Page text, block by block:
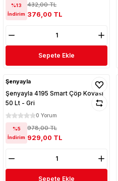
%13
İndirim
432,00 TL
376,00 TL
Sepete Ekle
Şenyayla
Şenyayla 4195 Smart Çöp Kovası
50 Lt - Gri
0 Yorum
%5
İndirim
978,00 TL
929,00 TL
Sepete Ekle